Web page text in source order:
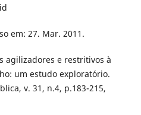
em: 27. Mar. 2011.
agilizadores e restritivos à
um estudo exploratório.
v. 31, n.4, p.183-215,